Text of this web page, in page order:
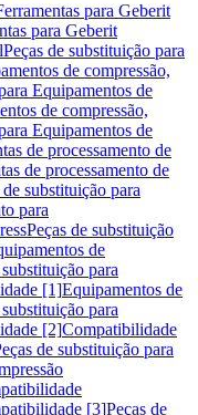
para Geberit
para Geberit
Peças de substituição para
de compressão,
Equipamentos de
de compressão,
Equipamentos de
de processamento de
de processamento de
de substituição para
para
Peças de substituição
de
para
[1]Equipamentos de
para
[2]Compatibilidade
de substituição para
[3]Peças de